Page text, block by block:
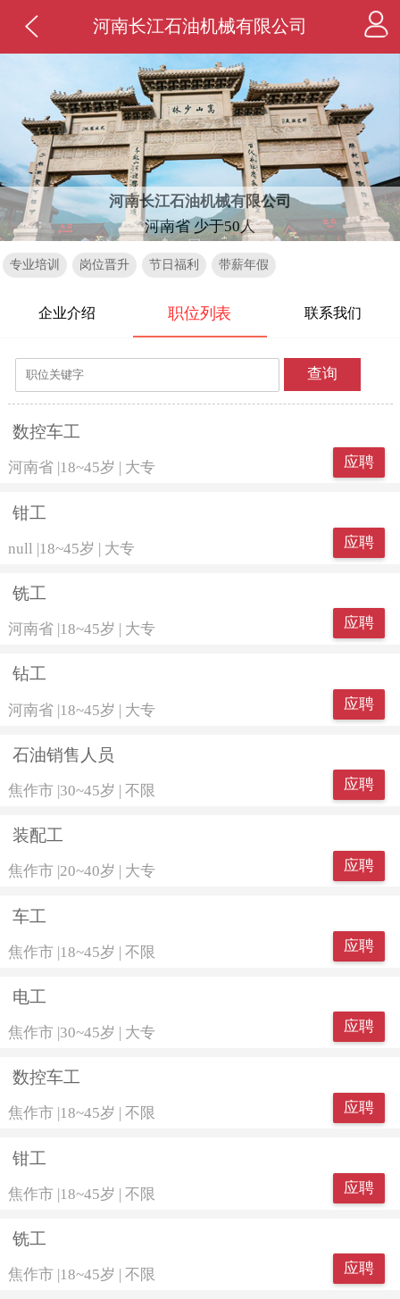
河南长江石油机械有限公司
河南长江石油机械有限公司
河南省 少于50人
专业培训 岗位晋升 节日福利 带薪年假
企业介绍 职位列表 联系我们
查询
数控车工
河南省| 18~45岁 大专 应聘
钳工
null |18~45岁 | 大专 应聘
铣工
河南省| 18~45岁 大专 应聘
钻工
河南省|18~45岁 | 大专 应聘
石油销售人员
焦作市 |30~45岁 | 不限 应聘
装配工
焦作市 20~40岁 大专 应聘
车工
焦作市 |18~45岁 | 不限 应聘
电工
焦作市 |30~45岁 | 大专 应聘
数控车工
焦作市 18~45岁 不限 应聘
钳工
焦作市 |18~45岁 | 不限 应聘
铣工
焦作市 18~45岁 不限 应聘